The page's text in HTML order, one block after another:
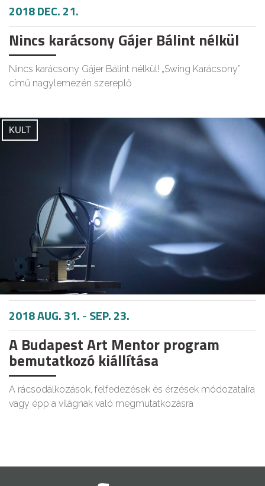
2018 DEC. 21.
Nincs karácsony Gájer Bálint nélkül
Nincs karácsony Gájer Bálint nélkül! „Swing Karácsony”
című nagylemezén szereplő
KULT
2018 AUG. 31.-SEP. 23.
A Budapest Art Mentor program
bemutatkozó kiállítása
A rácsodálkozások, felfedezések és érzések módozataira
vagy épp a világnak való megmutatkozásra